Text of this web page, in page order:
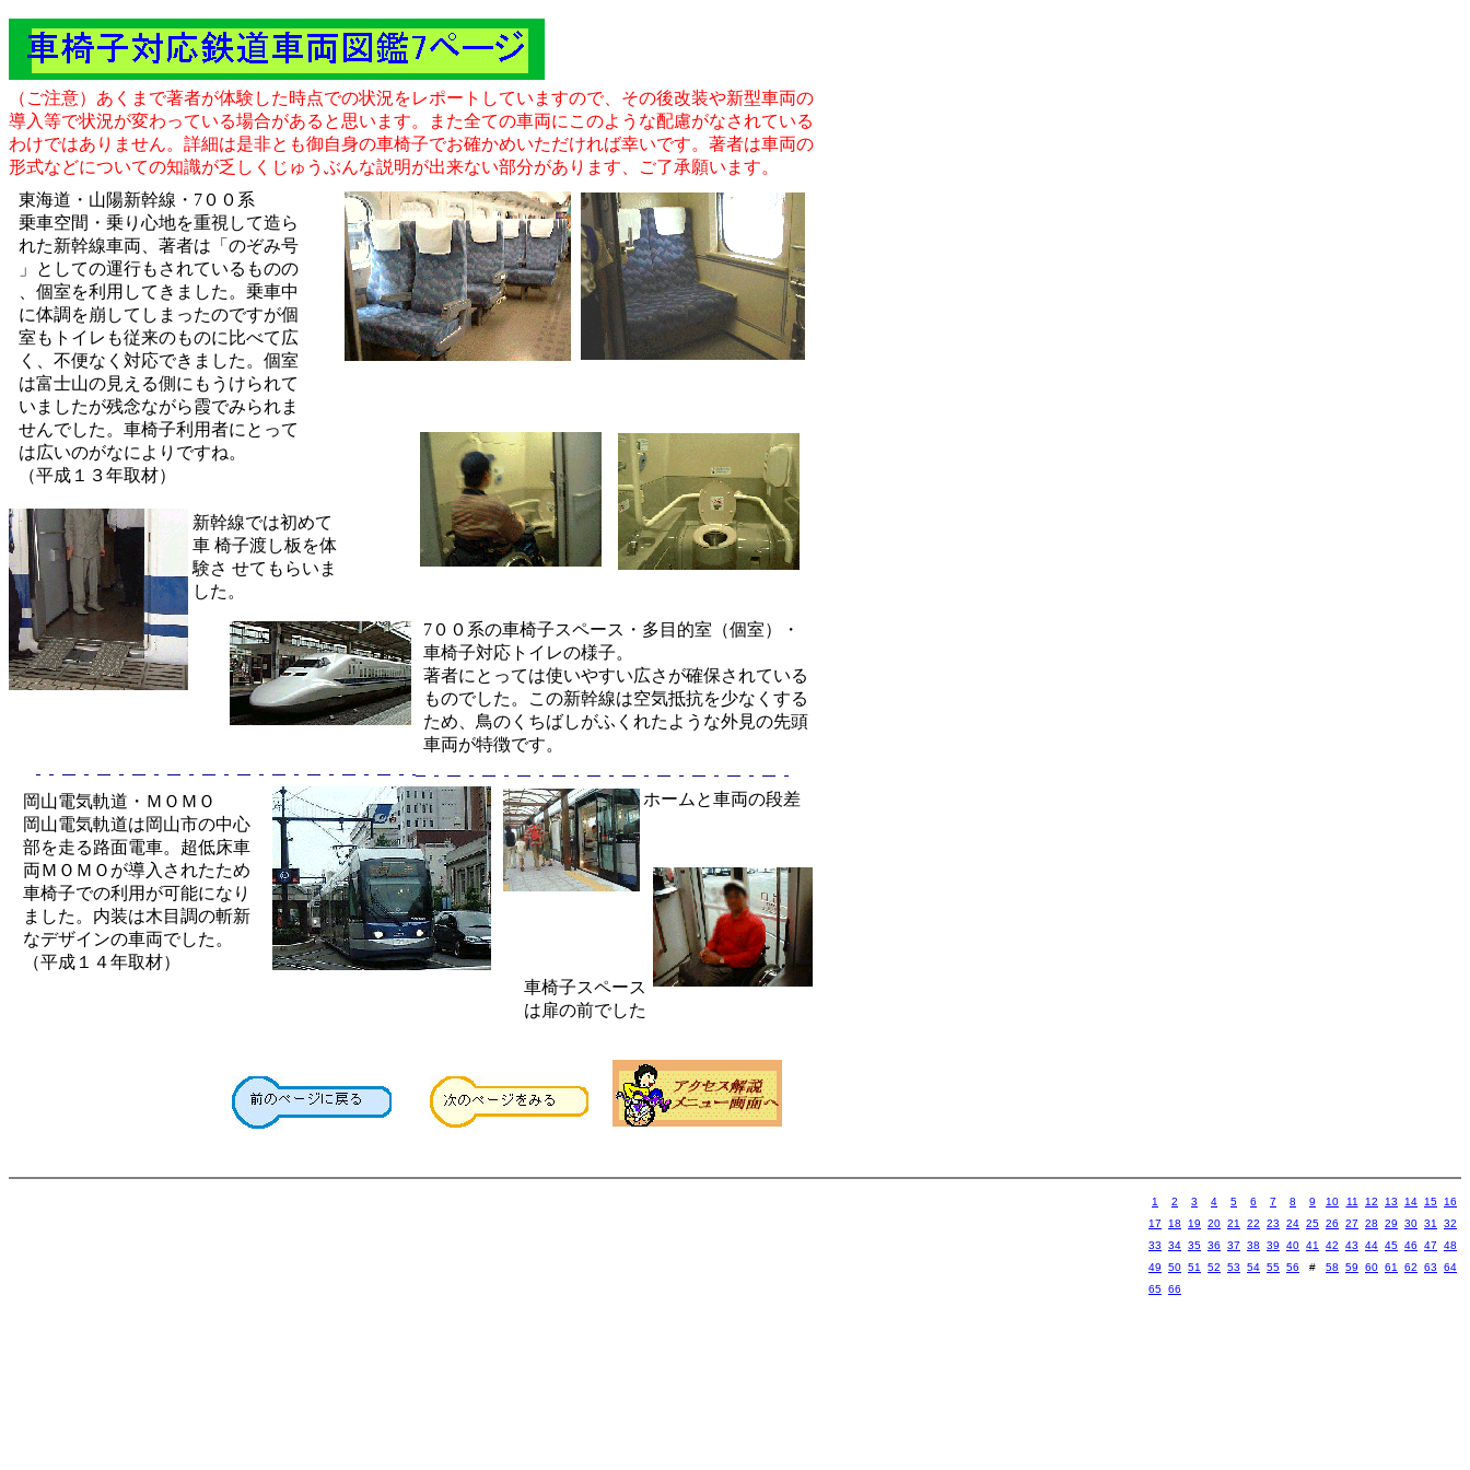
（ご注意）あくまで著者が体験した時点での状況をレポートしていますので、その後改装や新型車両の
導入等で状況が変わっている場合があると思います。また全ての車両にこのような配慮がなされている
わけではありません。詳細は是非とも御自身の車椅子でお確かめいただければ幸いです。著者は車両の
形式などについての知識が乏しくじゅうぶんな説明が出来ない部分があります、ご了承願います。
東海道・山陽新幹線・7００系
乗車空間・乗り心地を重視して造ら
れた新幹線車両、著者は「のぞみ号
」としての運行もされているものの
、個室を利用してきました。乗車中
に体調を崩してしまったのですが個
室もトイレも従来のものに比べて広
く、不便なく対応できました。個室
は富士山の見える側にもうけられて
いましたが残念ながら霞でみられま
せんでした。車椅子利用者にとって
は広いのがなによりですね。
（平成１３年取材）
新幹線では初めて
車 椅子渡し板を体
験さ せてもらいま
した。
7００系の車椅子スペース・多目的室（個室）・
車椅子対応トイレの様子。
著者にとっては使いやすい広さが確保されている
ものでした。この新幹線は空気抵抗を少なくする
ため、鳥のくちばしがふくれたような外見の先頭
車両が特徴です。
ホームと車両の段差
岡山電気軌道・ＭＯＭＯ
岡山電気軌道は岡山市の中心
部を走る路面電車。超低床車
両ＭＯＭＯが導入されたため
車椅子での利用が可能になり
ました。内装は木目調の斬新
なデザインの車両でした。
（平成１４年取材）
車椅子スペース
は扉の前でした
1 2 3 4 5 6 7 8 9 10 11 12 13 14 15
16
17
18 19 20 21 22 23 24 25 26 27 28 29 30 31
32
33
34 35 36 37 38 39 40 41 42 43 44 45 46 47
48
49
50 51 52 53 54 55 56 # 58 59 60 61 62 63
64
65 66